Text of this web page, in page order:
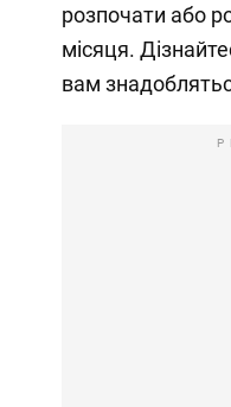
розпочати або
місяця.
вам